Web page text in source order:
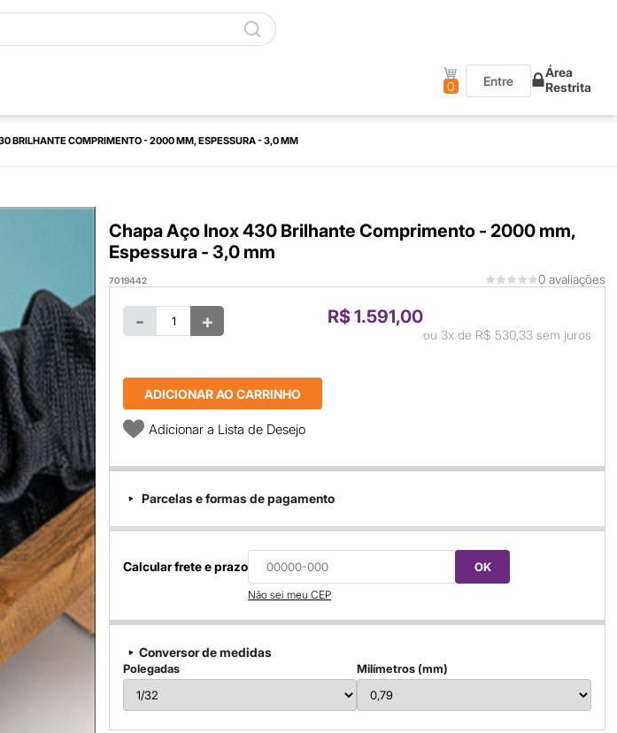
0 Entre
Área
Restrita
BRILHANTE COMPRIMENTO - 2000 MM, ESPESSURA - 3,0 MM
Chapa Aço Inox 430 Brilhante Comprimento - 2000 mm,
Espessura - 3,0 mm
7019442 0 avaliações
- + R$ 1.591,00
ou 3x de R$ 530,33sem juros
ADICIONAR AO CARRINHO
Adicionar a Lista de Desejo
Parcelas e formas de pagamento
Calcular frete e prazo OK
Não sei meu CEP
Conversor de medidas
Polegadas Milímetros (mm)